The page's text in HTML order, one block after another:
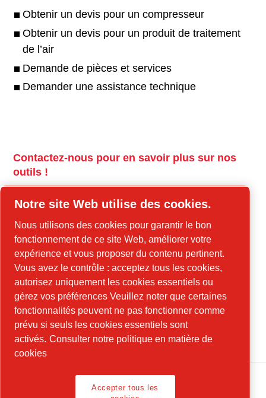
Obtenir un devis pour un compresseur
Obtenir un devis pour un produit de traitement
de l’air
Demande de pièces et services
Demander une assistance technique
Contactez-nous pour en savoir plus sur nos
outils !
Contactez-nous pour en savoir plus sur nos
équipements de construction et l'énergie
mobile !
power-technique.com/fr
LinkedIn
YouTube
Notre site Web utilise des cookies.
Nous utilisons des cookies pour garantir le bon
fonctionnement de ce site Web, améliorer votre
expérience et vous proposer du contenu pertinent.
Vous avez le contrôle : acceptez tous les cookies,
autorisez uniquement les cookies essentiels ou
gérez vos préférences Veuillez noter que certaines
fonctionnalités peuvent ne pas fonctionner comme
prévu si seuls les cookies essentiels sont
activés. Consulter notre politique en matière de
cookies
Accepter tous les